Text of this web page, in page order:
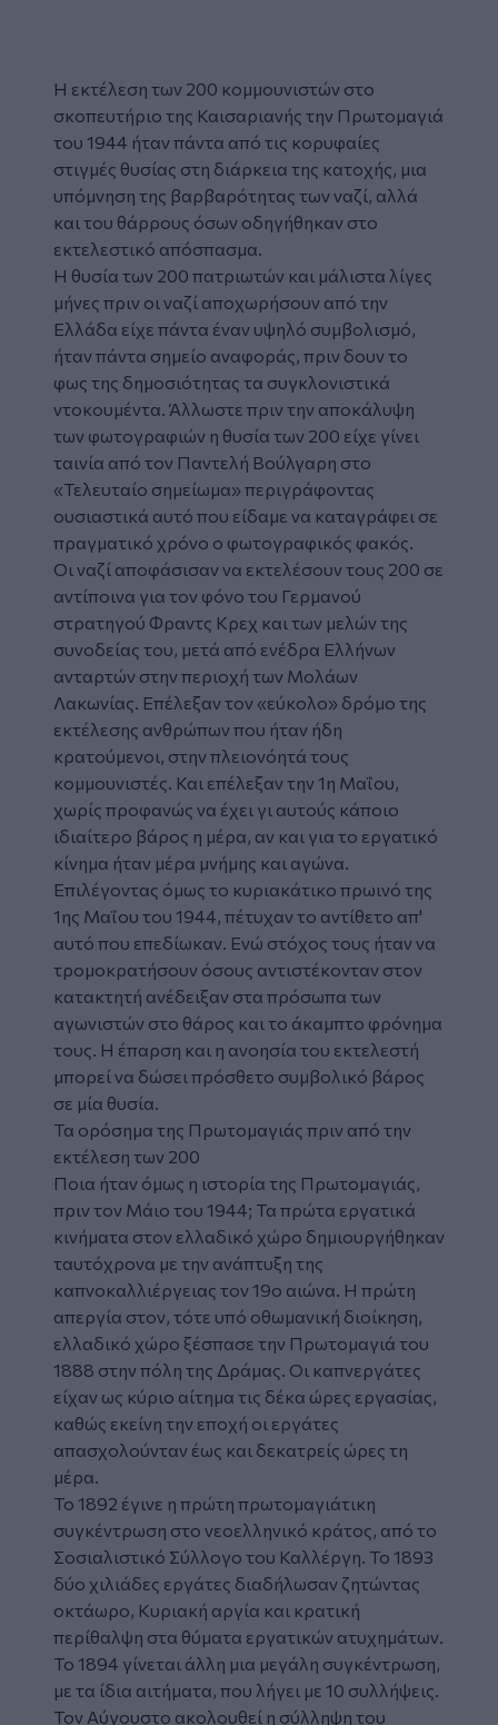
Η εκτέλεση των 200 κομμουνιστών στο
σκοπευτήριο της Καισαριανής την Πρωτομαγιά
του 1944 ήταν πάντα από τις κορυφαίες
στιγμές θυσίας στη διάρκεια της κατοχής, μια
υπόμνηση της βαρβαρότητας των ναζί, αλλά
και του θάρρους όσων οδηγήθηκαν στο
εκτελεστικό απόσπασμα.
Η θυσία των 200 πατριωτών και μάλιστα λίγες
μήνες πριν οι ναζί αποχωρήσουν από την
Ελλάδα είχε πάντα έναν υψηλό συμβολισμό,
ήταν πάντα σημείο αναφοράς, πριν δουν το
φως της δημοσιότητας τα συγκλονιστικά
ντοκουμέντα. Άλλωστε πριν την αποκάλυψη
των φωτογραφιών η θυσία των 200 είχε γίνει
ταινία από τον Παντελή Βούλγαρη στο
«Τελευταίο σημείωμα» περιγράφοντας
ουσιαστικά αυτό που είδαμε να καταγράφει σε
πραγματικό χρόνο ο φωτογραφικός φακός.
Οι ναζί αποφάσισαν να εκτελέσουν τους 200 σε
αντίποινα για τον φόνο του Γερμανού
στρατηγού Φραντς Κρεχ και των μελών της
συνοδείας του, μετά από ενέδρα Ελλήνων
ανταρτών στην περιοχή των Μολάων
Λακωνίας. Επέλεξαν τον «εύκολο» δρόμο της
εκτέλεσης ανθρώπων που ήταν ήδη
κρατούμενοι, στην πλειονόητά τους
κομμουνιστές. Και επέλεξαν την 1η Μαΐου,
χωρίς προφανώς να έχει γι αυτούς κάποιο
ιδιαίτερο βάρος η μέρα, αν και για το εργατικό
κίνημα ήταν μέρα μνήμης και αγώνα.
Επιλέγοντας όμως το κυριακάτικο πρωινό της
1ης Μαΐου του 1944, πέτυχαν το αντίθετο απ'
αυτό που επεδίωκαν. Ενώ στόχος τους ήταν να
τρομοκρατήσουν όσους αντιστέκονταν στον
κατακτητή ανέδειξαν στα πρόσωπα των
αγωνιστών στο θάρος και το άκαμπτο φρόνημα
τους. Η έπαρση και η ανοησία του εκτελεστή
μπορεί να δώσει πρόσθετο συμβολικό βάρος
σε μία θυσία.
Τα ορόσημα της Πρωτομαγιάς πριν από την
εκτέλεση των 200
Ποια ήταν όμως η ιστορία της Πρωτομαγιάς,
πριν τον Μάιο του 1944; Τα πρώτα εργατικά
κινήματα στον ελλαδικό χώρο δημιουργήθηκαν
ταυτόχρονα με την ανάπτυξη της
καπνοκαλλιέργειας τον 19ο αιώνα. Η πρώτη
απεργία στον, τότε υπό οθωμανική διοίκηση,
ελλαδικό χώρο ξέσπασε την Πρωτομαγιά του
1888 στην πόλη της Δράμας. Οι καπνεργάτες
είχαν ως κύριο αίτημα τις δέκα ώρες εργασίας,
καθώς εκείνη την εποχή οι εργάτες
απασχολούνταν έως και δεκατρείς ώρες τη
μέρα.
Το 1892 έγινε η πρώτη πρωτομαγιάτικη
συγκέντρωση στο νεοελληνικό κράτος, από το
Σοσιαλιστικό Σύλλογο του Καλλέργη. Το 1893
δύο χιλιάδες εργάτες διαδήλωσαν ζητώντας
οκτάωρο, Κυριακή αργία και κρατική
περίθαλψη στα θύματα εργατικών ατυχημάτων.
Το 1894 γίνεται άλλη μια μεγάλη συγκέντρωση,
με τα ίδια αιτήματα, που λήγει με 10 συλλήψεις.
Τον Αύγουστο ακολουθεί η σύλληψη του